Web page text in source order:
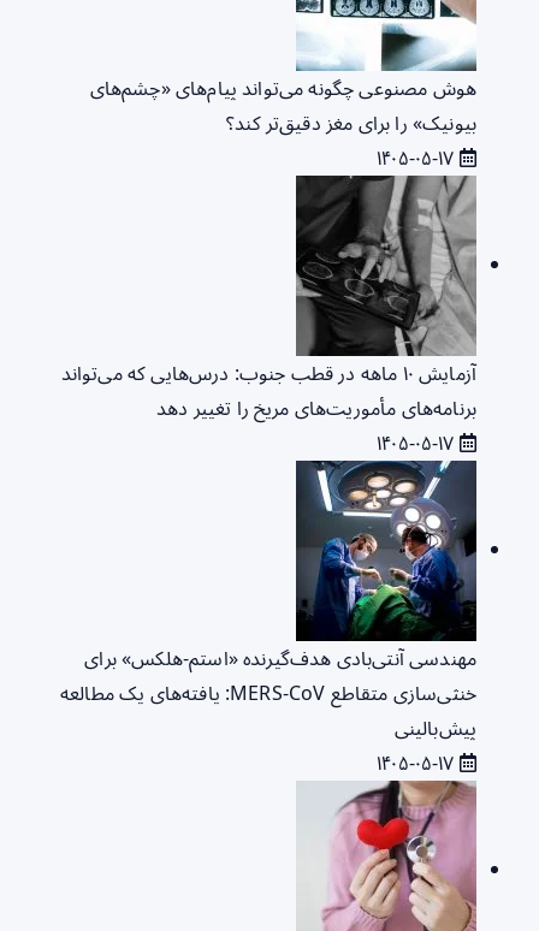
هوش مصنوعی چگونه می‌تواند پیام‌های «چشم‌های
بیونیک» را برای مغز دقیق‌تر کند؟
آزمایش ۱۰ ماهه در قطب جنوب: درس‌هایی که می‌تواند
برنامه‌های مأموریت‌های مریخ را تغییر دهد
مهندسی آنتی‌بادی هدف‌گیرنده «استم-هلکس» برای
خنثی‌سازی متقاطع MERS-CoV: یافته‌های یک مطالعه
پیش‌بالینی